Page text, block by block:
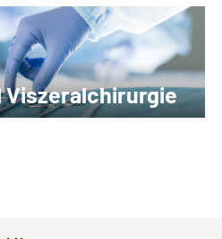
Viszeralchirurgie